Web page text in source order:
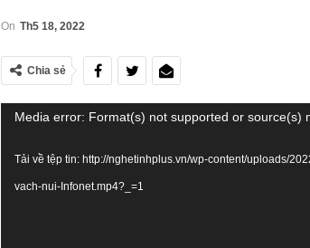
On Th5 18, 2022
Chia sẻ
Trình
Media error: Format(s) not supported or source(s)
Tải về tệp tin: http://nghetinhplus.vn/wp-content/uploads/
vach-nui-Infonet.mp4?_=1
đổi tư duy bằng cấp sang nghề nghiệp